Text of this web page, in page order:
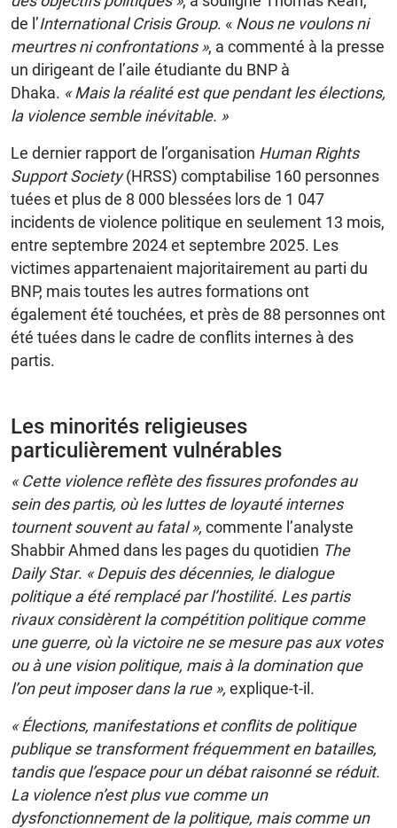
de l’International Crisis Group. « Nous ne voulons ni
meurtres ni confrontations », a commenté à la presse
un dirigeant de l’aile étudiante du BNP à
Dhaka. « Mais la réalité est que pendant les élections,
la violence semble inévitable. »
Le dernier rapport de l’organisation Human Rights
Support Society(HRSS) comptabilise 160 personnes
tuées et plus de 8 000 blessées lors de 1 047
incidents de violence politique en seulement 13 mois,
entre septembre 2024 et septembre 2025. Les
victimes appartenaient majoritairement au parti du
BNP, mais toutes les autres formations ont
également été touchées, et près de 88 personnes ont
été tuées dans le cadre de conflits internes à des
partis.
Les minorités religieuses
particulièrement vulnérables
« Cette violence reflète des fissures profondes au
sein des partis, où les luttes de loyauté internes
tournent souvent au fatal », commente l’analyste
Shabbir Ahmed dans les pages du quotidien The
Daily Star. « Depuis des décennies, le dialogue
politique a été remplacé par l’hostilité. Les partis
rivaux considèrent la compétition politique comme
une guerre, où la victoire ne se mesure pas aux votes
ou à une vision politique, mais à la domination que
l’on peut imposer dans la rue », explique-t-il.
« Élections, manifestations et conflits de politique
publique se transforment fréquemment en batailles,
tandis que l’espace pour un débat raisonné se réduit.
La violence n’est plus vue comme un
dysfonctionnement de la politique, mais comme un